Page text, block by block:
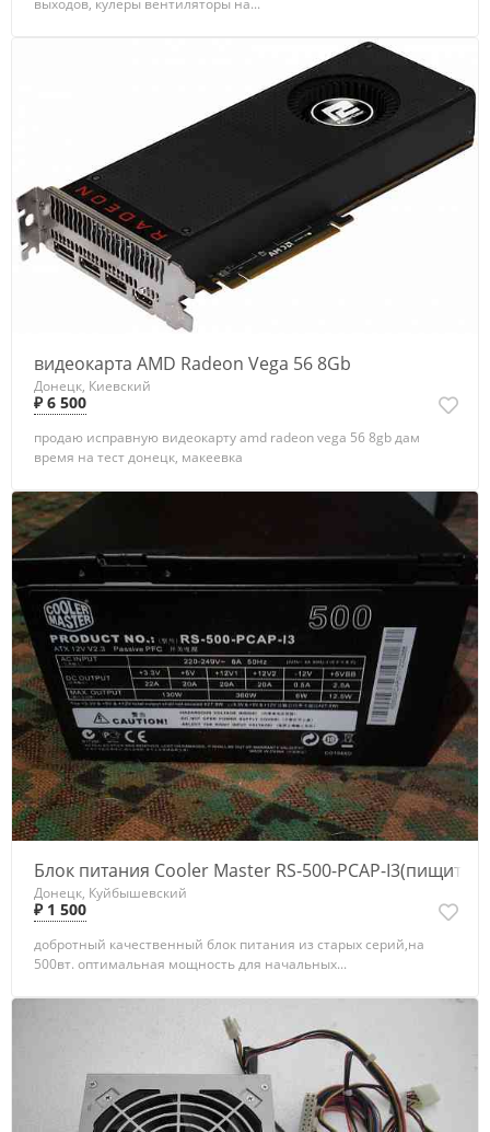
выходов, кулеры вентиляторы на...
видеокарта AMD Radeon Vega 56 8Gb
Донецк, Киевский
₽ 6 500
продаю исправную видеокарту amd radeon vega 56 8gb дам
время на тест донецк, макеевка
Блок питания Cooler Master RS-500-PCAP-I3(пищит)
Донецк, Куйбышевский
₽ 1 500
добротный качественный блок питания из старых серий,на
500вт. оптимальная мощность для начальных...